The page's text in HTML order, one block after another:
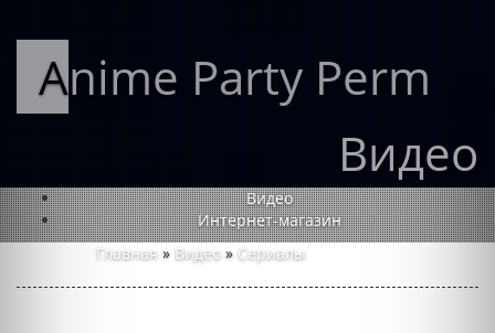
Anime Party Perm
Видео
Видео
Интернет-магазин
Главная » Видео » Сериалы